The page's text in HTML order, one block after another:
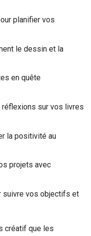
planifier vos
le dessin et la
en quête
réflexions sur vos livres
la positivité au
projets avec
suivre vos objectifs et
créatif que les